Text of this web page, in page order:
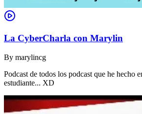
La CyberCharla con Marylin
By marylincg
Podcast de todos los podcast que he hecho
estudiante... XD